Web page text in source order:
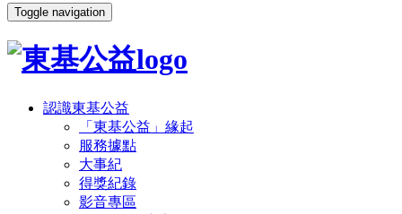
Toggle navigation
認識東基公益
「東基公益」緣起
服務據點
大事紀
得獎紀錄
影音專區